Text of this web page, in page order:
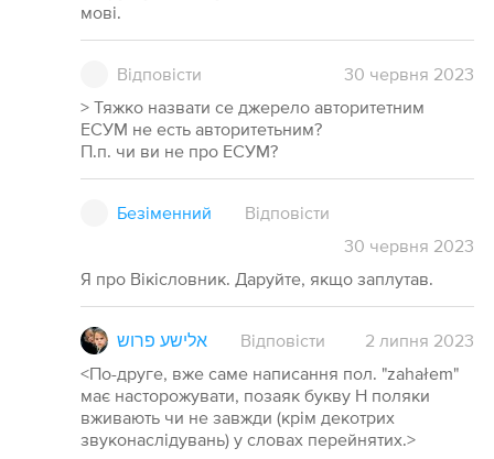
мові.
Відповісти 30 червня 2023
> Тяжко назвати се джерело авторитетним
ЕСУМ не есть авторитетьним?
П.п. чи ви не про ЕСУМ?
Безіменний
Відповісти
30 червня 2023
Я про Вікісловник. Даруйте, якщо заплутав.
אלישע פרוש Відповісти 2 липня 2023
<По-друге, вже саме написання пол. "zahałem"
має насторожувати, позаяк букву H поляки
вживають чи не завжди (крім декотрих
звуконаслідувань) у словах перейнятих.>